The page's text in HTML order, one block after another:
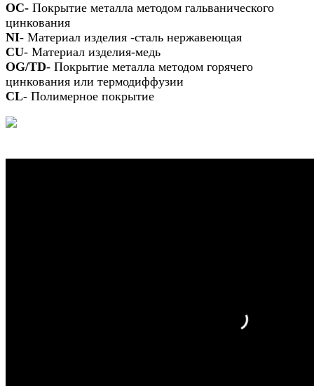
OC- Покрытие металла методом гальванического
цинкования
NI- Материал изделия -сталь нержавеющая
CU- Материал изделия-медь
OG/TD- Покрытие металла методом горячего
цинкования или термодиффузии
CL- Полимерное покрытие